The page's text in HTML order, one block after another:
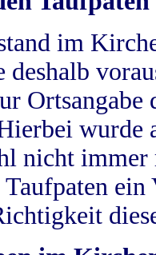
im
wurde
nicht